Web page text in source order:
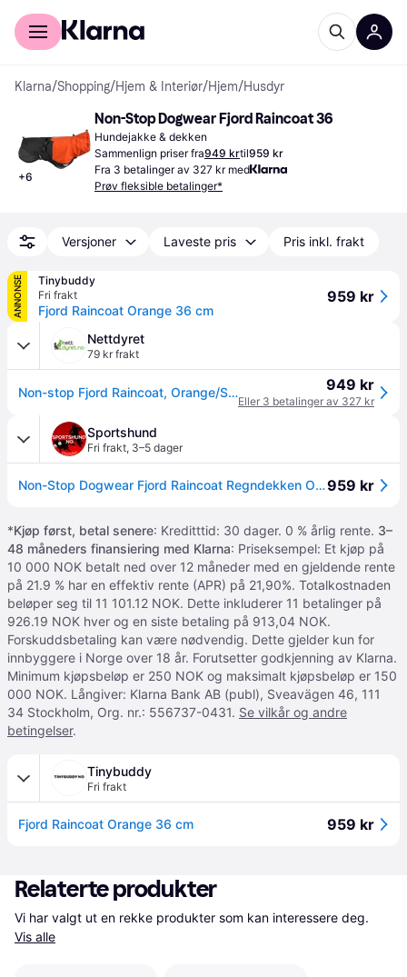
For kunder
Klarna/Shopping/Hjem & Interiør/Hjem/Husdyr
+6
Non-Stop Dogwear Fjord Raincoat 36
Hundejakke & dekken
Sammenlign priser fra949 krtil959 kr
Fra 3 betalinger av 327 kr med
Prøv fleksible betalinger*
Versjoner Laveste pris Pris inkl. frakt
ANNONSE
Tinybuddy
Fri frakt
Fjord Raincoat Orange 36 cm
959 kr
Nettdyret
79 kr frakt
Non-stop Fjord Raincoat, Orange/Svart, Str 36 (44-29636) 949 kr
Eller 3 betalinger av 327 kr
Sportshund
Fri frakt, 3–5 dager
Non-Stop Dogwear Fjord Raincoat Regndekken Oransje-Sort - 36 cm959 kr
*Kjøp først, betal senere: Kreditttid: 30 dager. 0 % årlig rente. 3–
48 måneders finansiering med Klarna: Priseksempel: Et kjøp på
10 000 NOK betalt ned over 12 måneder med en gjeldende rente
på 21.9 % har en effektiv rente (APR) på 21,90%. Totalkostnaden
beløper seg til 11 101.12 NOK. Dette inkluderer 11 betalinger på
926.19 NOK hver og en siste betaling på 913,04 NOK.
Forskuddsbetaling kan være nødvendig. Dette gjelder kun for
innbyggere i Norge over 18 år. Forutsetter godkjenning av Klarna.
Minimum kjøpsbeløp er 250 NOK og maksimalt kjøpsbeløp er 150
000 NOK. Långiver: Klarna Bank AB (publ), Sveavägen 46, 111
34 Stockholm, Org. nr.: 556737-0431. Se vilkår og andre
betingelser.
Tinybuddy
Fri frakt
Fjord Raincoat Orange 36 cm 959 kr
Relaterte produkter
Vis alle